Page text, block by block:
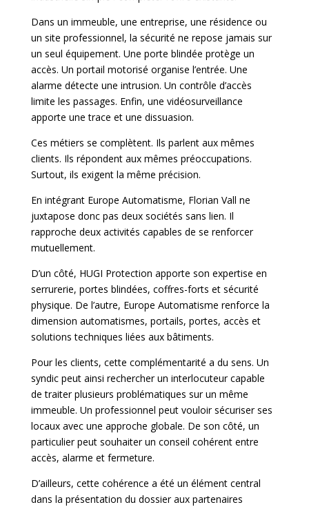
Dans un immeuble, une entreprise, une résidence ou
un site professionnel, la sécurité ne repose jamais sur
un seul équipement. Une porte blindée protège un
accès. Un portail motorisé organise l’entrée. Une
alarme détecte une intrusion. Un contrôle d’accès
limite les passages. Enfin, une vidéosurveillance
apporte une trace et une dissuasion.
Ces métiers se complètent. Ils parlent aux mêmes
clients. Ils répondent aux mêmes préoccupations.
Surtout, ils exigent la même précision.
En intégrant Europe Automatisme, Florian Vall ne
juxtapose donc pas deux sociétés sans lien. Il
rapproche deux activités capables de se renforcer
mutuellement.
D’un côté, HUGI Protection apporte son expertise en
serrurerie, portes blindées, coffres-forts et sécurité
physique. De l’autre, Europe Automatisme renforce la
dimension automatismes, portails, portes, accès et
solutions techniques liées aux bâtiments.
Pour les clients, cette complémentarité a du sens. Un
syndic peut ainsi rechercher un interlocuteur capable
de traiter plusieurs problématiques sur un même
immeuble. Un professionnel peut vouloir sécuriser ses
locaux avec une approche globale. De son côté, un
particulier peut souhaiter un conseil cohérent entre
accès, alarme et fermeture.
D’ailleurs, cette cohérence a été un élément central
dans la présentation du dossier aux partenaires